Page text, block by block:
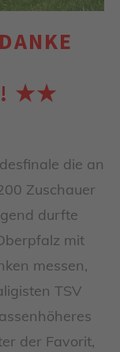
★★
die an
Zuschauer
durfte
mit
messen,
TSV
der Favorit,